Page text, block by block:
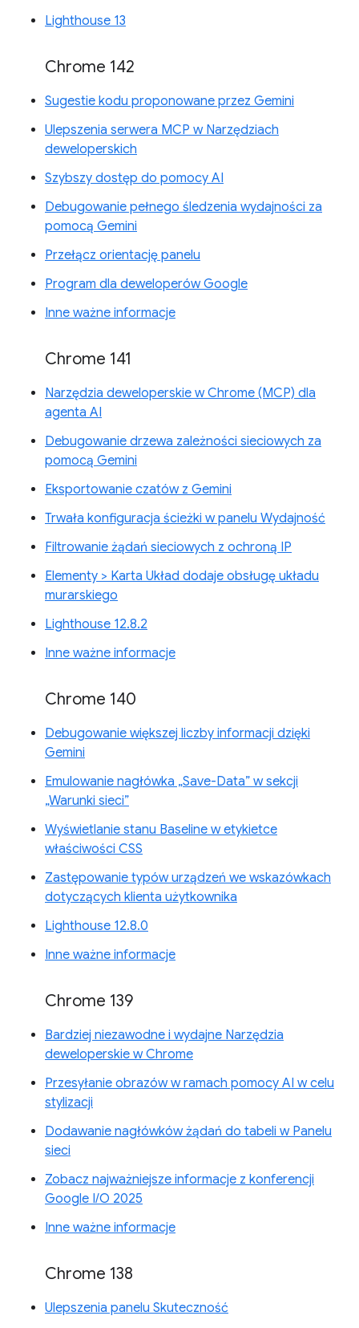
Lighthouse 13
Chrome 142
Sugestie kodu proponowane przez Gemini
Ulepszenia serwera MCP w Narzędziach
deweloperskich
Szybszy dostęp do pomocy AI
Debugowanie pełnego śledzenia wydajności za
pomocą Gemini
Przełącz orientację panelu
Program dla deweloperów Google
Inne ważne informacje
Chrome 141
Narzędzia deweloperskie w Chrome (MCP) dla
agenta AI
Debugowanie drzewa zależności sieciowych za
pomocą Gemini
Eksportowanie czatów z Gemini
Trwała konfiguracja ścieżki w panelu Wydajność
Filtrowanie żądań sieciowych z ochroną IP
Elementy > Karta Układ dodaje obsługę układu
murarskiego
Lighthouse 12.8.2
Inne ważne informacje
Chrome 140
Debugowanie większej liczby informacji dzięki
Gemini
Emulowanie nagłówka „Save-Data” w sekcji
„Warunki sieci”
Wyświetlanie stanu Baseline w etykietce
właściwości CSS
Zastępowanie typów urządzeń we wskazówkach
dotyczących klienta użytkownika
Lighthouse 12.8.0
Inne ważne informacje
Chrome 139
Bardziej niezawodne i wydajne Narzędzia
deweloperskie w Chrome
Przesyłanie obrazów w ramach pomocy AI w celu
stylizacji
Dodawanie nagłówków żądań do tabeli w Panelu
sieci
Zobacz najważniejsze informacje z konferencji
Google I/O 2025
Inne ważne informacje
Chrome 138
Ulepszenia panelu Skuteczność